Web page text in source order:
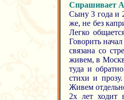
Спрашивает
Сыну 3 года и
же, не без
Легко
Говорить
связана со
живем, в
туда и
стихи и
Живем
2х лет ходит